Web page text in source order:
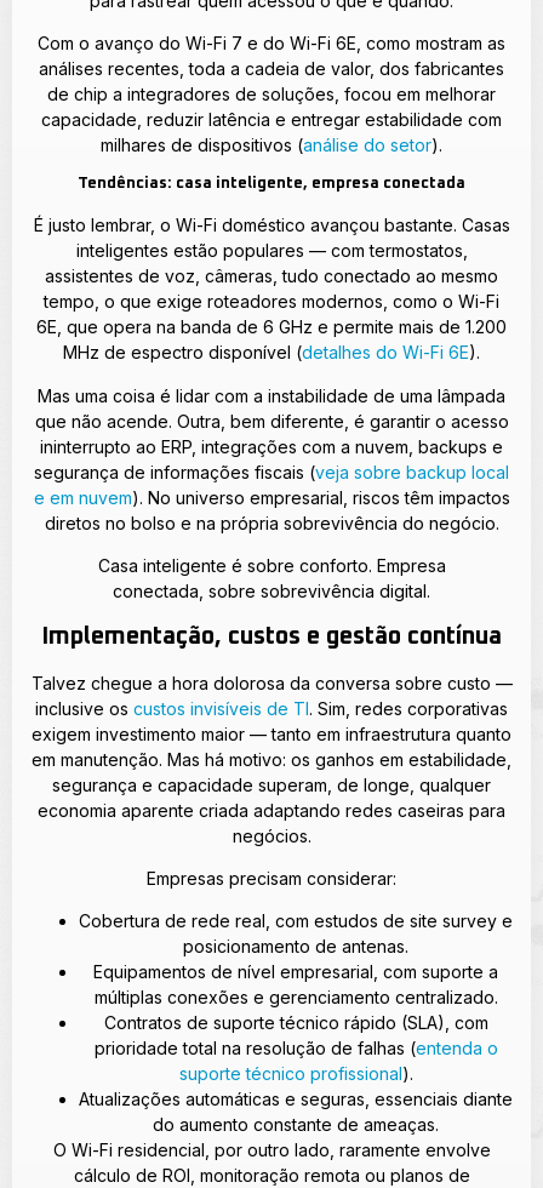
Com o avanço do Wi-Fi 7 e do Wi-Fi 6E, como mostram as
análises recentes, toda a cadeia de valor, dos fabricantes
de chip a integradores de soluções, focou em melhorar
capacidade, reduzir latência e entregar estabilidade com
milhares de dispositivos (análise do setor).
Tendências: casa inteligente, empresa conectada
É justo lembrar, o Wi-Fi doméstico avançou bastante. Casas
inteligentes estão populares — com termostatos,
assistentes de voz, câmeras, tudo conectado ao mesmo
tempo, o que exige roteadores modernos, como o Wi-Fi
6E, que opera na banda de 6 GHz e permite mais de 1.200
MHz de espectro disponível (detalhes do Wi-Fi 6E).
Mas uma coisa é lidar com a instabilidade de uma lâmpada
que não acende. Outra, bem diferente, é garantir o acesso
ininterrupto ao ERP, integrações com a nuvem, backups e
segurança de informações fiscais (veja sobre backup local
e em nuvem). No universo empresarial, riscos têm impactos
diretos no bolso e na própria sobrevivência do negócio.
Casa inteligente é sobre conforto. Empresa
conectada, sobre sobrevivência digital.
Implementação, custos e gestão contínua
Talvez chegue a hora dolorosa da conversa sobre custo —
inclusive os custos invisíveis de TI. Sim, redes corporativas
exigem investimento maior — tanto em infraestrutura quanto
em manutenção. Mas há motivo: os ganhos em estabilidade,
segurança e capacidade superam, de longe, qualquer
economia aparente criada adaptando redes caseiras para
negócios.
Empresas precisam considerar:
Cobertura de rede real, com estudos de site survey e
posicionamento de antenas.
Equipamentos de nível empresarial, com suporte a
múltiplas conexões e gerenciamento centralizado.
Contratos de suporte técnico rápido (SLA), com
prioridade total na resolução de falhas (entenda o
suporte técnico profissional).
Atualizações automáticas e seguras, essenciais diante
do aumento constante de ameaças.
O Wi-Fi residencial, por outro lado, raramente envolve
cálculo de ROI, monitoração remota ou planos de